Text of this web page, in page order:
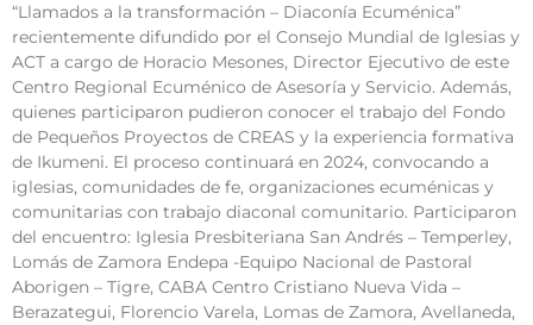
“Llamados a la transformación – Diaconía Ecuménica”
recientemente difundido por el Consejo Mundial de Iglesias y
ACT a cargo de Horacio Mesones, Director Ejecutivo de este
Centro Regional Ecuménico de Asesoría y Servicio. Además,
quienes participaron pudieron conocer el trabajo del Fondo
de Pequeños Proyectos de CREAS y la experiencia formativa
de Ikumeni. El proceso continuará en 2024, convocando a
iglesias, comunidades de fe, organizaciones ecuménicas y
comunitarias con trabajo diaconal comunitario. Participaron
del encuentro: Iglesia Presbiteriana San Andrés – Temperley,
Lomás de Zamora Endepa -Equipo Nacional de Pastoral
Aborigen – Tigre, CABA Centro Cristiano Nueva Vida –
Berazategui, Florencio Varela, Lomas de Zamora, Avellaneda,